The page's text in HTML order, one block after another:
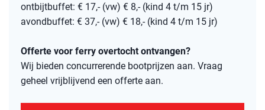
ontbijtbuffet: € 17,- (vw) € 8,- (kind 4 t/m 15 jr)
avondbuffet: € 37,- (vw) € 18,- (kind 4 t/m 15 jr)
Offerte voor ferry overtocht ontvangen?
Wij bieden concurrerende bootprijzen aan. Vraag
geheel vrijblijvend een offerte aan.